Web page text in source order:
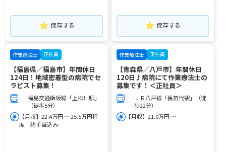
保存する 保存する
作業療法士 正社員
【福島県／福島市】年間休日
124日！地域密着型の病院でセ
ラピスト募集！
福島交通飯坂線「上松川駅」
（徒歩5分）
【月収】22.4万円 ～ 25.5万円程
度 諸手当込み
作業療法士 正社員
【青森県／八戸市】年間休日
120日♪病院にて作業療法士の
募集です！＜正社員＞
ＪＲ八戸線「長苗代駅」（徒
歩22分）
【月収】21.0万円 ～